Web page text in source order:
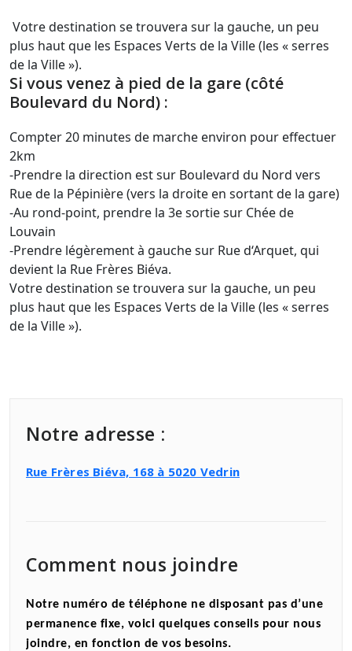
Votre destination se trouvera sur la gauche, un peu
plus haut que les Espaces Verts de la Ville (les « serres
de la Ville »).
Si vous venez à pied de la gare (côté
Boulevard du Nord) :
Compter 20 minutes de marche environ pour effectuer
2km
-Prendre la direction estsur Boulevard du Nord vers
Rue de la Pépinière (vers la droite en sortant de la gare)
-Au rond-point, prendre la 3esortie sur Chée de
Louvain
-Prendre légèrementà gauchesur Rue d‘Arquet, qui
devient la Rue Frères Biéva.
Votre destination se trouvera sur la gauche, un peu
plus haut que les Espaces Verts de la Ville (les « serres
de la Ville »).
Notre adresse :
Rue Frères Biéva, 168 à 5020 Vedrin
Comment nous joindre
Notre numéro de téléphone ne disposant pas d’une
permanence fixe, voici quelques conseils pour nous
joindre, en fonction de vos besoins.